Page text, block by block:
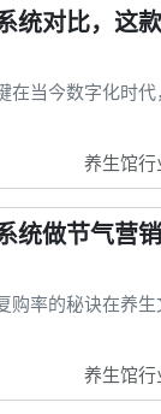
统对比，这
在当今数字化时
养生馆
统做节气营
率的秘诀在养生
养生馆